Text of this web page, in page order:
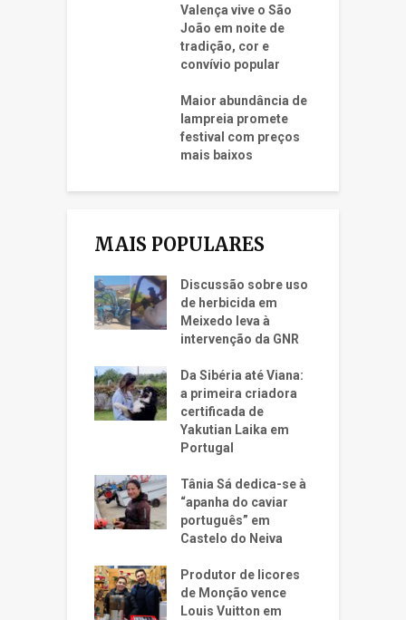
Valença vive o São
João em noite de
tradição, cor e
convívio popular
Maior abundância de
lampreia promete
festival com preços
mais baixos
MAIS POPULARES
Discussão sobre uso
de herbicida em
Meixedo leva à
intervenção da GNR
Da Sibéria até Viana:
a primeira criadora
certificada de
Yakutian Laika em
Portugal
Tânia Sá dedica-se à
“apanha do caviar
português” em
Castelo do Neiva
Produtor de licores
de Monção vence
Louis Vuitton em